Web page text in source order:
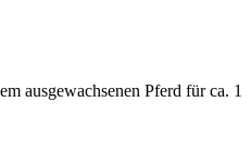
ausgewachsenen Pferd für ca. 1